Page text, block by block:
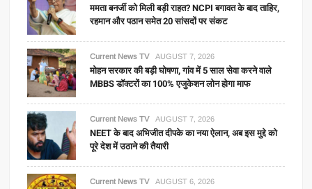
ममता बनर्जी को मिली बड़ी राहत? NCPI बगावत के बाद ताहिर,
रहमान और पठान समेत 20 सांसदों पर संकट
Current News TV AUGUST 7, 2026
मोहन सरकार की बड़ी घोषणा, गांव में 5 साल सेवा करने वाले
MBBS डॉक्टरों का 100% एजुकेशन लोन होगा माफ
Current News TV AUGUST 7, 2026
NEET के बाद अभिजीत दीपके का नया ऐलान, अब इस मुद्दे को
पूरे देश में उठाने की तैयारी
Current News TV AUGUST 6, 2026